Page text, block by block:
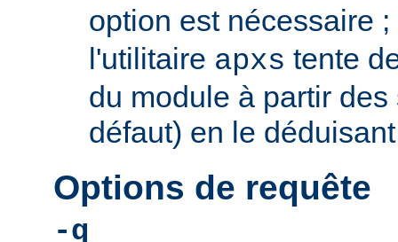
option est nécessaire
l'utilitaire apxs tente
du module à partir
défaut) en le
Options de requête
-q